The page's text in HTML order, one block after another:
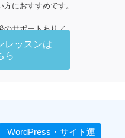
におすすめです。
のサポートあり／
レッスンは
ら
WordPress・サイト運